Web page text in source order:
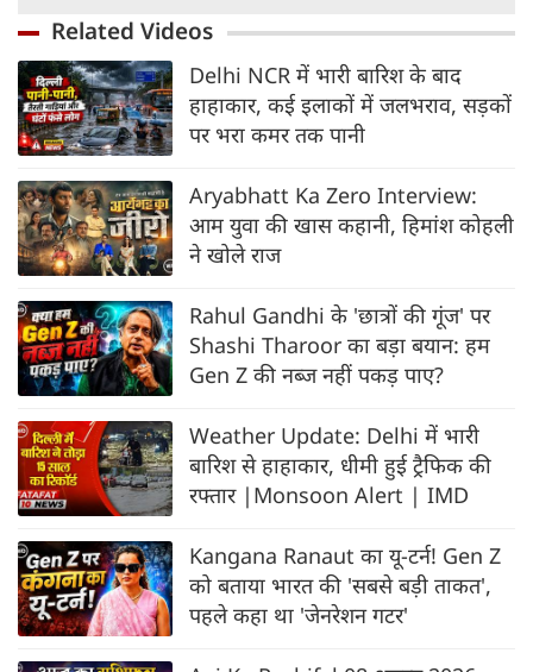
Related Videos
Delhi NCR में भारी बारिश के बाद
हाहाकार, कई इलाकों में जलभराव, सड़कों
पर भरा कमर तक पानी
Aryabhatt Ka Zero Interview:
आम युवा की खास कहानी, हिमांश कोहली
ने खोले राज
Rahul Gandhi के 'छात्रों की गूंज' पर
Shashi Tharoor का बड़ा बयान: हम
Gen Z की नब्ज नहीं पकड़ पाए?
Weather Update: Delhi में भारी
बारिश से हाहाकार, धीमी हुई ट्रैफिक की
रफ्‍तार |Monsoon Alert | IMD
Kangana Ranaut का यू-टर्न! Gen Z
को बताया भारत की 'सबसे बड़ी ताकत',
पहले कहा था 'जेनरेशन गटर'